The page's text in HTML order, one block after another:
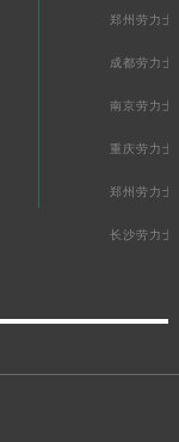
郑州劳力士
成都劳力
南京劳力士
重庆劳力士
郑州劳力士
长沙劳力士